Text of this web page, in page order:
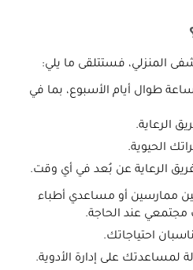
المنزلي، فستتلقى ما يلي:
طوال أيام الأسبوع، بما في
الرعاية.
الحيوية.
الرعاية عن بُعد في أي وقت.
ممارسين أو مساعدي أطباء
عند الحاجة.
احتياجاتك.
لمساعدتك على إدارة الأدوية.